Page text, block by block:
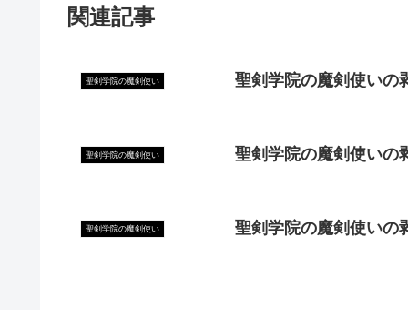
関連記事
聖剣学院の魔剣使い 聖剣学院の魔剣使いの
聖剣学院の魔剣使い 聖剣学院の魔剣使いの
聖剣学院の魔剣使い 聖剣学院の魔剣使いの